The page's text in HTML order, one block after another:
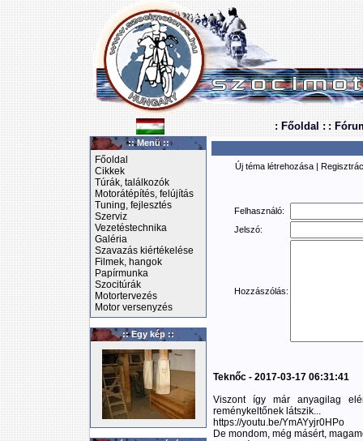
: Főoldal : :
:: Menü ::
Főoldal
Cikkek
Túrák, találkozók
Motorátépítés, felújítás
Tuning, fejlesztés
Szerviz
Vezetéstechnika
Galéria
Szavazás kiértékelése
Filmek, hangok
Papírmunka
Szocitúrák
Motortervezés
Motor versenyzés
:: Egy kép ::
Új téma létrehozása |
Felhasználó:
Jelszó:
Hozzászólás:
Teknőc - 2017-03-17 06:31:41
Viszont így már anyagilag
reménykeltőnek látszik...
https://youtu.be/YmAYyjr0HPo
De mondom, még másért,